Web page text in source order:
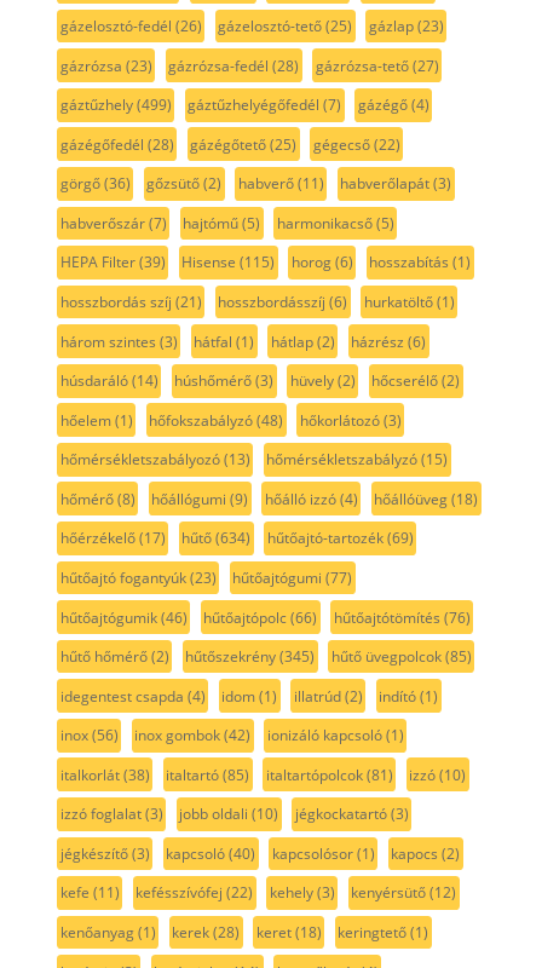
gázelosztó-fedél (26) gázelosztó-tető(25) gázlap(23)
gázrózsa (23) gázrózsa-fedél (28) gázrózsa-tető(27)
gáztűzhely(499) gáztűzhelyégőfedél (7) gázégő(4)
gázégőfedél (28) gázégőtető(25) gégecső(22)
görgő(36) gőzsütő(2) habverő(11) habverőlapát(3)
habverőszár(7) hajtómű(5) harmonikacső(5)
HEPA Filter(39) Hisense (115) horog(6) hosszabítás (1)
hosszbordás szíj (21) hosszbordásszíj (6) hurkatöltő(1)
három szintes (3) hátfal (1) hátlap(2) házrész (6)
húsdaráló(14) húshőmérő(3) hüvely(2) hőcserélő(2)
hőelem(1) hőfokszabályzó(48) hőkorlátozó(3)
hőmérsékletszabályozó(13) hőmérsékletszabályzó(15)
hőmérő(8) hőállógumi (9) hőálló izzó(4) hőállóüveg(18)
hőérzékelő(17) hűtő(634) hűtőajtó-tartozék(69)
hűtőajtó fogantyúk(23) hűtőajtógumi (77)
hűtőajtógumik(46) hűtőajtópolc(66) hűtőajtótömítés (76)
hűtő hőmérő(2) hűtőszekrény(345) hűtő üvegpolcok(85)
idegentest csapda (4) idom(1) illatrúd(2) indító(1)
inox(56) inox gombok(42) ionizáló kapcsoló(1)
italkorlát(38) italtartó(85) italtartópolcok(81) izzó(10)
izzó foglalat(3) jobb oldali (10) jégkockatartó(3)
jégkészítő(3) kapcsoló(40) kapcsolósor(1) kapocs (2)
kefe (11) kefésszívófej (22) kehely(3) kenyérsütő(12)
kenőanyag(1) kerek(28) keret(18) keringtető(1)